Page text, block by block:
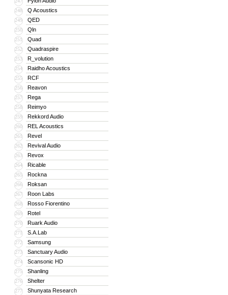
248 Q Acoustics
249 QED
250 Qln
251 Quad
252 Quadraspire
253 R_volution
254 Raidho Acoustics
255 RCF
256 Reavon
257 Rega
258 Reimyo
259 Rekkord Audio
260 REL Acoustics
261 Revel
262 Revival Audio
263 Revox
264 Ricable
265 Rockna
266 Roksan
267 Roon Labs
268 Rosso Fiorentino
269 Rotel
270 Ruark Audio
271 S.A.Lab
272 Samsung
273 Sanctuary Audio
274 Scansonic HD
275 Shanling
276 Shelter
277 Shunyata Research